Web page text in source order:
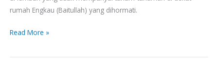
rumah Engkau (Baitullah) yang dihormati.
Read More »